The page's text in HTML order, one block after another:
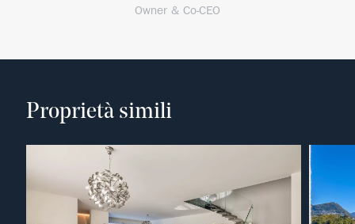
Owner & Co-CEO
Proprietà simili